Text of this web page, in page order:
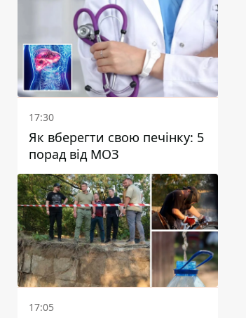
опалювального сезону
17:30
Як вберегти свою печінку: 5
порад від МОЗ
17:05